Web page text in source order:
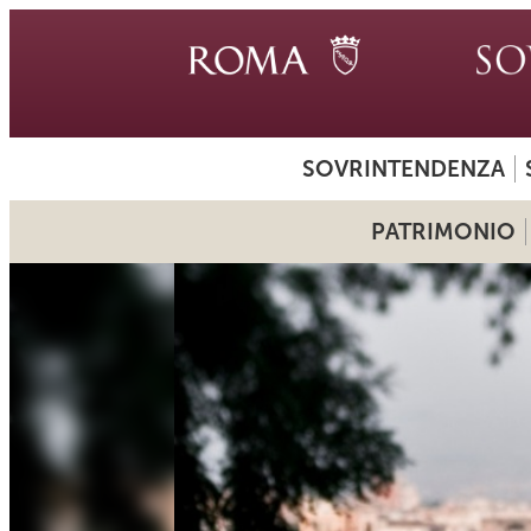
SOVRINTENDENZA
PATRIMONIO